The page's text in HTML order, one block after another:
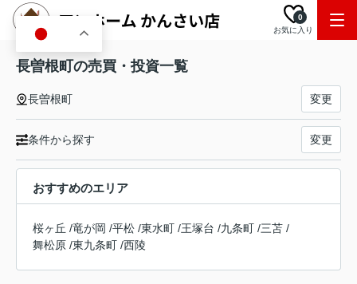
お気に入り
0
長曽根町の売買・投資一覧
長曽根町 変更
条件から探す 変更
おすすめのエリア
桜ヶ丘 /竜が岡 /平松 /東水町 /王塚台 /九条町 /三苫 /
舞松原 /東九条町 /西陵